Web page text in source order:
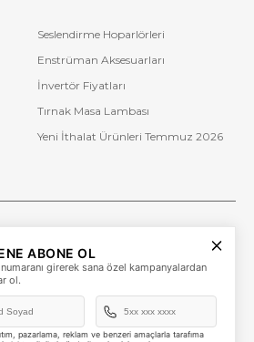
Seslendirme Hoparlörleri
Enstrüman Aksesuarları
İnvertör Fiyatları
Tırnak Masa Lambası
Yeni İthalat Ürünleri Temmuz 2026
+90 (850) 473 08 08
Dr. Ali Demir Cd. No:51 Kat:2 Kobi İş
Merkezi
Küçükçekmece / İstanbul
ABONE OL
girerek sana özel kampanyalardan
ol.
pazarlama, reklam ve benzeri amaçlarla tarafıma